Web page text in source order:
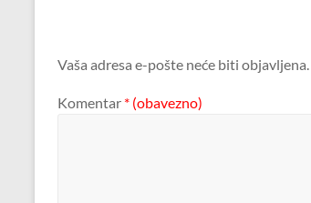
Vaša adresa e-pošte neće biti objavljena.
Komentar * (obavezno)